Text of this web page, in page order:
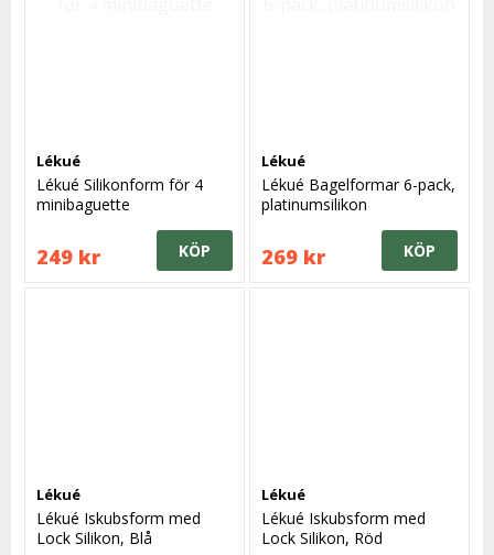
Lékué
Lékué Silikonform för 4
minibaguette
249 kr KÖP
Lékué
Lékué Bagelformar 6-pack,
platinumsilikon
269 kr KÖP
Lékué
Lékué Iskubsform med
Lock Silikon, Blå
Lékué
Lékué Iskubsform med
Lock Silikon, Röd